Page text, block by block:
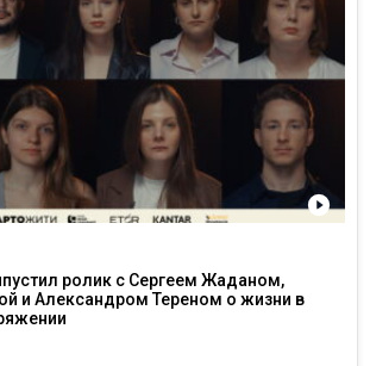
ролик с Сергеем Жаданом,
и Александром Тереном о жизни в